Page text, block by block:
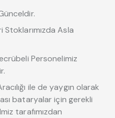
Asla
Personelimiz
ile de yaygın olarak
bataryalar için gerekli
tarafımızdan